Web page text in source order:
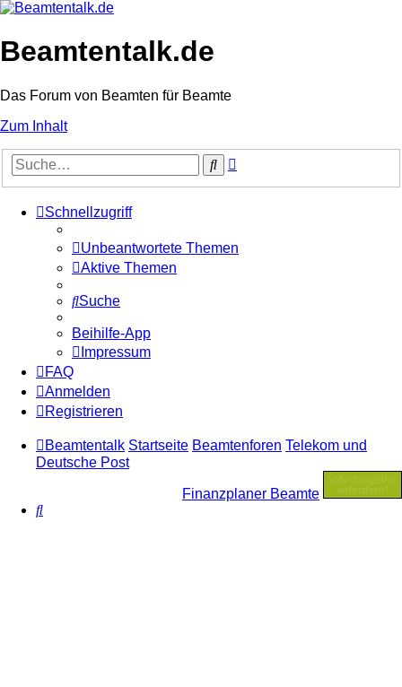
Beamtentalk.de
Das Forum von Beamten für Beamte
Zum Inhalt
Suche
Schnellzugriff
Unbeantwortete Themen
Aktive Themen
Suche
Beihilfe-App
Impressum
FAQ
Anmelden
Registrieren
Beamtentalk Startseite Beamtenforen Telekom und
Deutsche Post
Finanzplaner Beamte
Suche